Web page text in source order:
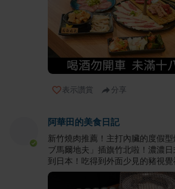
表示讚賞 分享
阿華田的美食日記
新竹燒肉推薦！主打內臟的度假
ブ馬爾地夫」插旗竹北啦！濃濃
到日本！吃得到外面少見的豬視覺